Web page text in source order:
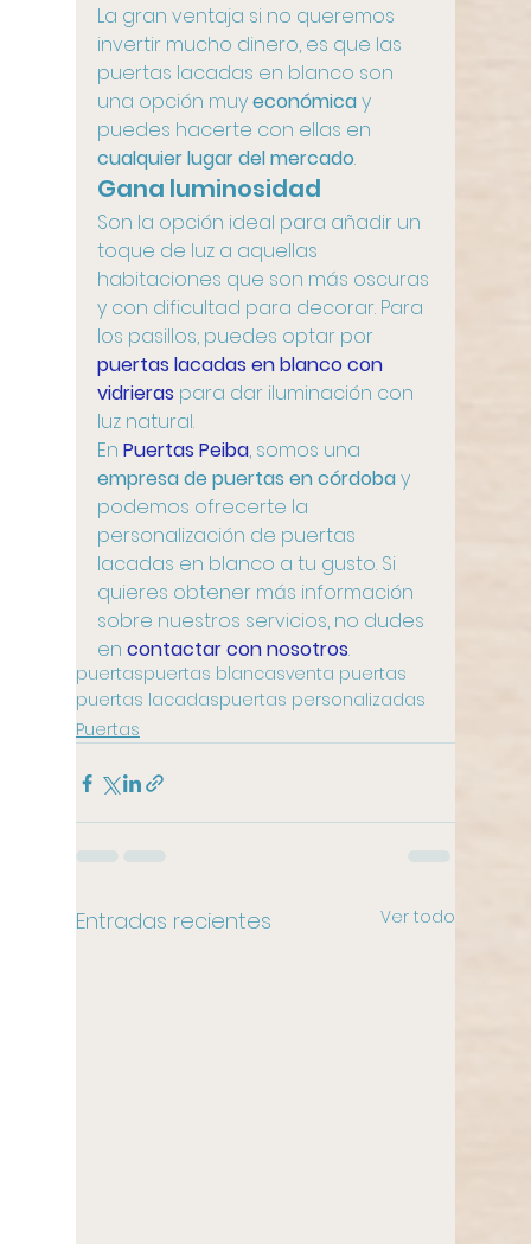
La gran ventaja si no queremos
invertir mucho dinero, es que las
puertas lacadas en blanco son
una opción muy económica y
puedes hacerte con ellas en
cualquier lugar del mercado.
Gana luminosidad
Son la opción ideal para añadir un
toque de luz a aquellas
habitaciones que son más oscuras
y con dificultad para decorar. Para
los pasillos, puedes optar por
puertas lacadas en blanco con
vidrieras para dar iluminación con
luz natural.
En Puertas Peiba, somos una
empresa de puertas en córdoba y
podemos ofrecerte la
personalización de puertas
lacadas en blanco a tu gusto. Si
quieres obtener más información
sobre nuestros servicios, no dudes
en contactar con nosotros.
puertaspuertas blancasventa puertas
puertas lacadaspuertas personalizadas
Puertas
Entradas recientes Ver todo